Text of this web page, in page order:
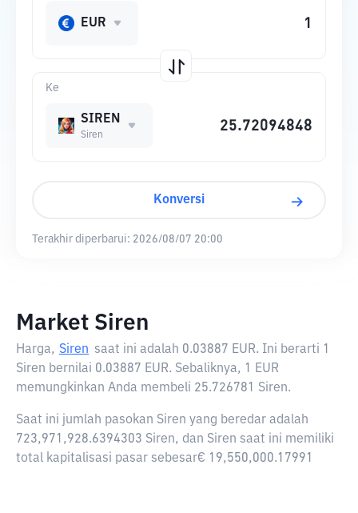
Ke
SIREN
Siren
EUR
Konversi
Terakhir diperbarui: 2026/08/07 20:00
Market Siren
Harga, Siren saat ini adalah 0.03887 EUR. Ini berarti 1
Siren bernilai 0.03887 EUR. Sebaliknya, 1 EUR
memungkinkan Anda membeli 25.726781 Siren.
Saat ini jumlah pasokan Siren yang beredar adalah
723,971,928.6394303 Siren, dan Siren saat ini memiliki
total kapitalisasi pasar sebesar€ 19,550,000.17991